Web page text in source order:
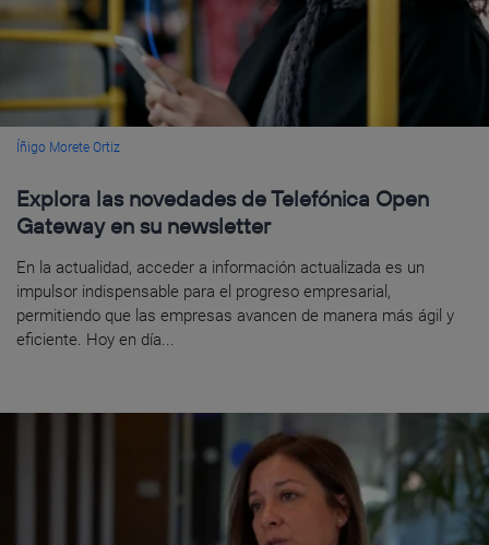
Íñigo Morete Ortiz
Explora las novedades de Telefónica Open
Gateway en su newsletter
En la actualidad, acceder a información actualizada es un
impulsor indispensable para el progreso empresarial,
permitiendo que las empresas avancen de manera más ágil y
eficiente. Hoy en día...